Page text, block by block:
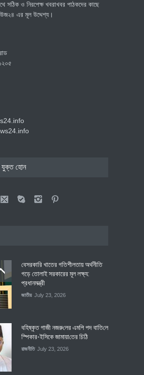
সঠিক ও নিরপেক্ষ খবরাখবর পাঠকদের কাছে
এর মূল উদ্দেশ্য।
যুক্ত হোন
বেসরকারি খাতের গতিশীলতায় অর্থনীতি
গড়ে তোলাই সরকারের মূল লক্ষ্য:
প্রধানমন্ত্রী
জাতীয় July 23, 2026
বহিষ্কৃত গাজী নজরু‌লের এম‌পি পদ বা‌তি‌লে
স্পিকার-ইসিকে জামায়া‌তের চি‌ঠি
রাজনীতি July 23, 2026